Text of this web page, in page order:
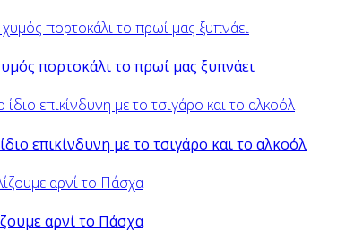
πορτοκάλι το πρωί μας ξυπνάει
επικίνδυνη με το τσιγάρο και το αλκοόλ
αρνί το Πάσχα